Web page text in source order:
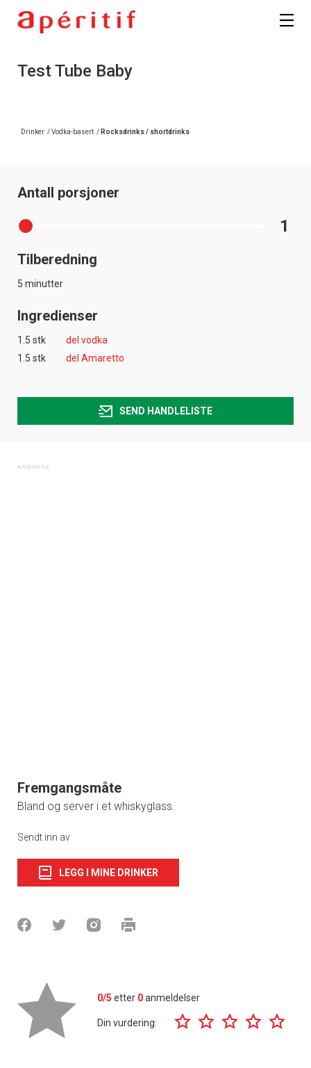
Test Tube Baby
Drinker /Vodka-basert / Rocksdrinks / shortdrinks
Antall porsjoner
1
Tilberedning
5 minutter
Ingredienser
1.5 stk
del vodka
1.5 stk
del Amaretto
SEND HANDLELISTE
Fremgangsmåte
Bland og server i et whiskyglass.
Sendt inn av
LEGG I MINE DRINKER
0/5 etter 0anmeldelser
Din vurdering: